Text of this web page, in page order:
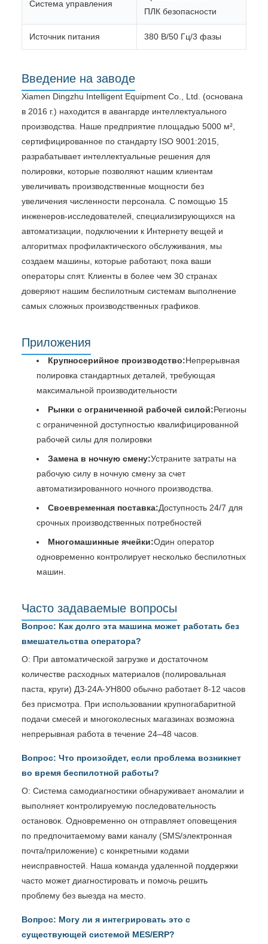
Система управления
ПЛК безопасности
Источник питания 380 В/50 Гц/3 фазы
Введение на заводе
Xiamen Dingzhu Intelligent Equipment Co., Ltd. (основана
в 2016 г.) находится в авангарде интеллектуального
производства. Наше предприятие площадью 5000 м²,
сертифицированное по стандарту ISO 9001:2015,
разрабатывает интеллектуальные решения для
полировки, которые позволяют нашим клиентам
увеличивать производственные мощности без
увеличения численности персонала. С помощью 15
инженеров-исследователей, специализирующихся на
автоматизации, подключении к Интернету вещей и
алгоритмах профилактического обслуживания, мы
создаем машины, которые работают, пока ваши
операторы спят. Клиенты в более чем 30 странах
доверяют нашим беспилотным системам выполнение
самых сложных производственных графиков.
Приложения
Крупносерийное производство:Непрерывная
полировка стандартных деталей, требующая
максимальной производительности
Рынки с ограниченной рабочей силой:Регионы
с ограниченной доступностью квалифицированной
рабочей силы для полировки
Замена в ночную смену:Устраните затраты на
рабочую силу в ночную смену за счет
автоматизированного ночного производства.
Своевременная поставка:Доступность 24/7 для
срочных производственных потребностей
Многомашинные ячейки:Один оператор
одновременно контролирует несколько беспилотных
машин.
Часто задаваемые вопросы
Вопрос: Как долго эта машина может работать без
вмешательства оператора?
О: При автоматической загрузке и достаточном
количестве расходных материалов (полировальная
паста, круги) ДЗ-24А-УН800 обычно работает 8-12 часов
без присмотра. При использовании крупногабаритной
подачи смесей и многоколесных магазинах возможна
непрерывная работа в течение 24–48 часов.
Вопрос: Что произойдет, если проблема возникнет
во время беспилотной работы?
О: Система самодиагностики обнаруживает аномалии и
выполняет контролируемую последовательность
остановок. Одновременно он отправляет оповещения
по предпочитаемому вами каналу (SMS/электронная
почта/приложение) с конкретными кодами
неисправностей. Наша команда удаленной поддержки
часто может диагностировать и помочь решить
проблему без выезда на место.
Вопрос: Могу ли я интегрировать это с
существующей системой MES/ERP?